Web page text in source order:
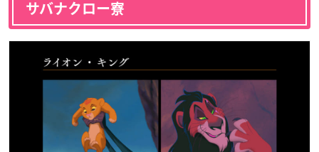
サバナクロー寮